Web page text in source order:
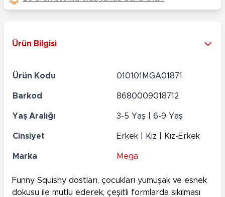
Ürün Bilgisi
Ürün Kodu 010101MGA01871
Barkod 8680009018712
Yaş Aralığı 3-5 Yaş | 6-9 Yaş
Cinsiyet Erkek | Kız | Kız-Erkek
Marka Mega
Funny Squishy dostları, çocukları yumuşak ve esnek
dokusu ile mutlu ederek, çeşitli formlarda sıkılması